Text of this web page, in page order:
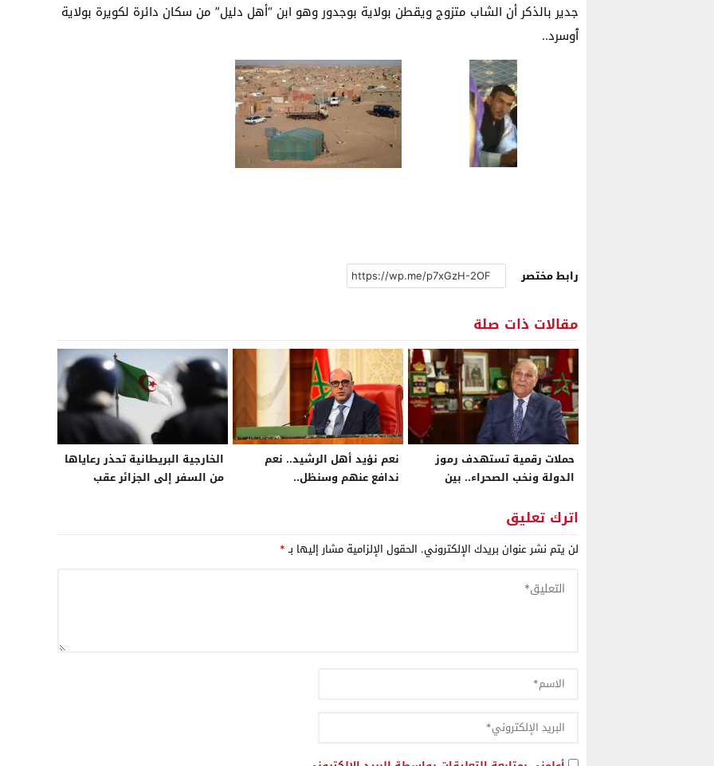
جدير بالذكر أن الشاب متزوج ويقطن بولاية بوجدور وهو ابن “أهل دليل” من سكان دائرة لكويرة بولاية
ٱوسرد..
رابط مختصر
مقالات ذات صلة
حملات رقمية تستهدف رموز
الدولة ونخب الصحراء.. بين
المرحلة المقبلة
نعم نؤيد أهل الرشيد.. نعم
ندافع عنهم وسنظل..
الخارجية البريطانية تحذر رعاياها
من السفر إلى الجزائر عقب
اترك تعليق
لن يتم نشر عنوان بريدك الإلكتروني. الحقول الإلزامية مشار إليها بـ*